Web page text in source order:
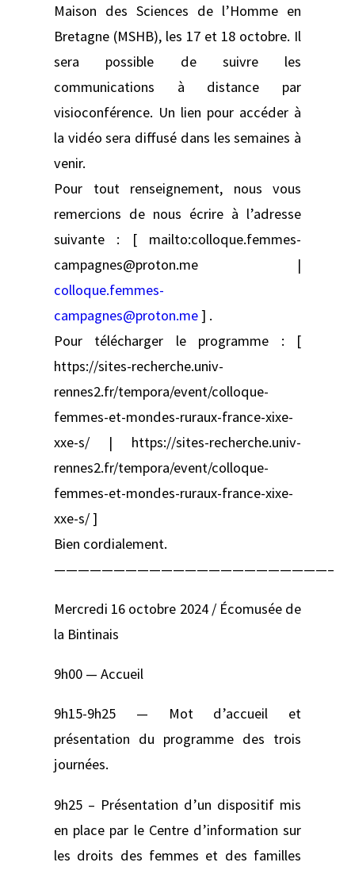
Maison des Sciences de l’Homme en
Bretagne (MSHB), les 17 et 18 octobre. Il
sera possible de suivre les
communications à distance par
visioconférence. Un lien pour accéder à
la vidéo sera diffusé dans les semaines à
venir.
Pour tout renseignement, nous vous
remercions de nous écrire à l’adresse
suivante : [ mailto:colloque.femmes-
campagnes@proton.me |
colloque.femmes-
campagnes@proton.me] .
Pour télécharger le programme : [
https://sites-recherche.univ-
rennes2.fr/tempora/event/colloque-
femmes-et-mondes-ruraux-france-xixe-
xxe-s/ | https://sites-recherche.univ-
rennes2.fr/tempora/event/colloque-
femmes-et-mondes-ruraux-france-xixe-
xxe-s/ ]
Bien cordialement.
———————————————————————–
Mercredi 16 octobre 2024 / Écomusée de
la Bintinais
9h00 — Accueil
9h15-9h25 — Mot d’accueil et
présentation du programme des trois
journées.
9h25 – Présentation d’un dispositif mis
en place par le Centre d’information sur
les droits des femmes et des familles